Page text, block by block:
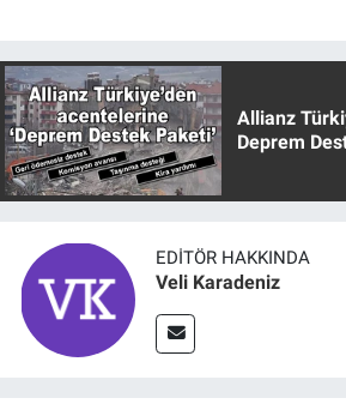
Allianz
Deprem
EDITÖR HAKKINDA
Veli Karadeniz